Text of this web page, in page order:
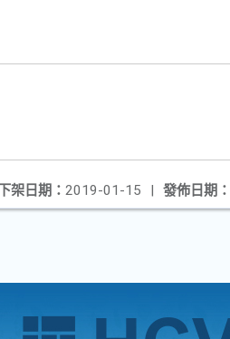
發佈日期：
架日期： 2019-01-15 |